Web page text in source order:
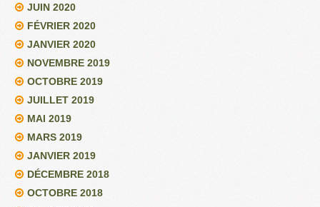
JUIN 2020
FÉVRIER 2020
JANVIER 2020
NOVEMBRE 2019
OCTOBRE 2019
JUILLET 2019
MAI 2019
MARS 2019
JANVIER 2019
DÉCEMBRE 2018
OCTOBRE 2018